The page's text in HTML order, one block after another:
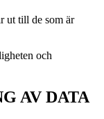
ut till de som är
och
AV DATA